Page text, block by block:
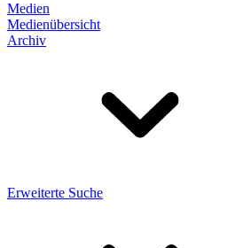
Medien
Medienübersicht
Archiv
Erweiterte Suche